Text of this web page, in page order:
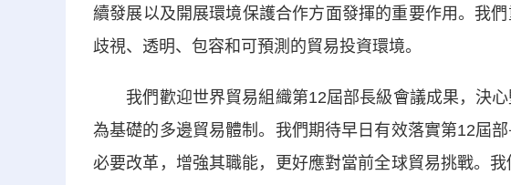
續發展以及開展環境保護合作方面發揮的重要作用。我
歧視、透明、包容和可預測的貿易投資環境。
我們歡迎世界貿易組織第12屆部長級會議成果，決心
為基礎的多邊貿易體制。我們期待早日有效落實第12屆
必要改革，增強其職能，更好應對當前全球貿易挑戰。